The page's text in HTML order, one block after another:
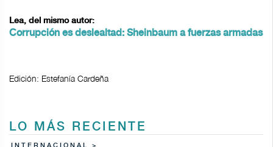
Lea, del mismo autor:
Corrupción es deslealtad: Sheinbaum a fuerzas armadas
Edición: Estefanía Cardeña
LO MÁS RECIENTE